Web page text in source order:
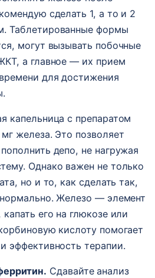
сделать 1, а то и 2
Таблетированные формы
могут вызывать побочные
а главное — их прием
для достижения
капельница с препаратом
железа. Это позволяет
депо, не нагружая
Однако важен не только
но и то, как сделать так,
Железо — элемент
его на глюкозе или
кислоту помогает
эффективность терапии.
Сдавайте анализ